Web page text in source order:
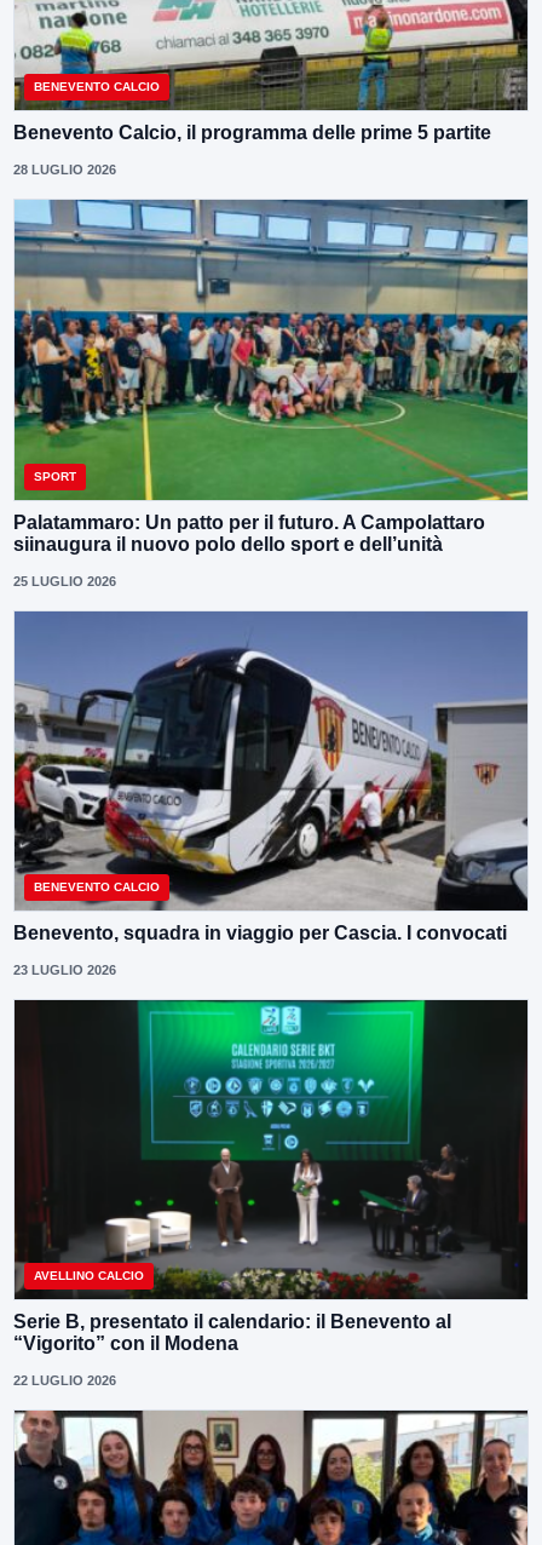
BENEVENTO CALCIO
Benevento Calcio, il programma delle prime 5 partite
28 LUGLIO 2026
SPORT
Palatammaro: Un patto per il futuro. A Campolattaro
siinaugura il nuovo polo dello sport e dell’unità
25 LUGLIO 2026
BENEVENTO CALCIO
Benevento, squadra in viaggio per Cascia. I convocati
23 LUGLIO 2026
AVELLINO CALCIO
Serie B, presentato il calendario: il Benevento al
“Vigorito” con il Modena
22 LUGLIO 2026